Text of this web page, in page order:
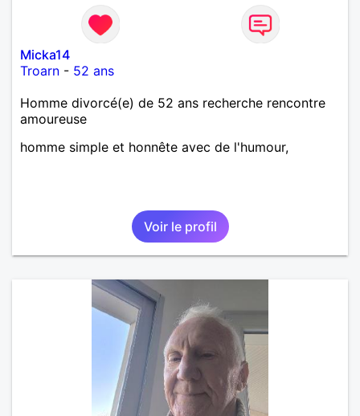
Micka14
Troarn - 52 ans
Homme divorcé(e) de 52 ans recherche rencontre
amoureuse
homme simple et honnête avec de l'humour,
Voir le profil